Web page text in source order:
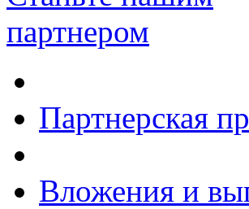
партнером
Партнерская
Вложения и